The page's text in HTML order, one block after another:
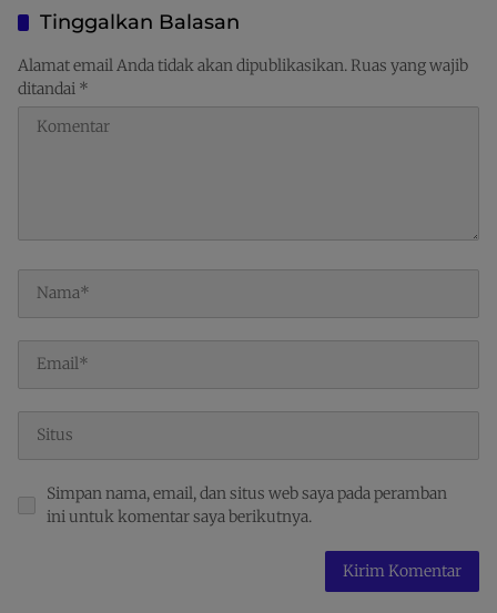
Perkuat Tata Kelola APBD
Tinggalkan Balasan
Alamat email Anda tidak akan dipublikasikan.Ruas yang wajib
ditandai *
Simpan nama, email, dan situs web saya pada peramban
ini untuk komentar saya berikutnya.